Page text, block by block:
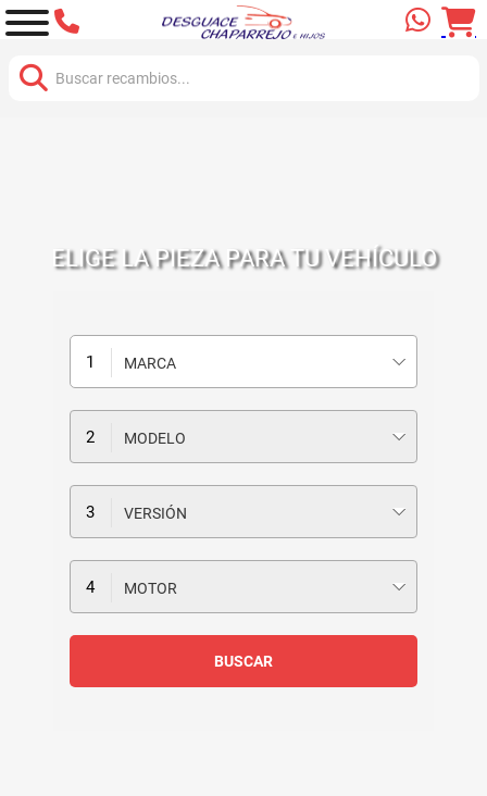
ELIGE LA PIEZA PARA TU VEHÍCULO
MARCA
MODELO
VERSIÓN
MOTOR